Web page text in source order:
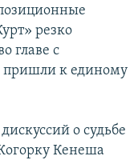
резко
главе с
пришли к единому
о судьбе
Кенеша